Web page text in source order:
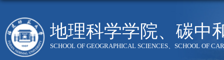
地理科学学院、碳中
SCHOOL OF GEOGRAPHICAL SCIENCES、SCHOOL OF